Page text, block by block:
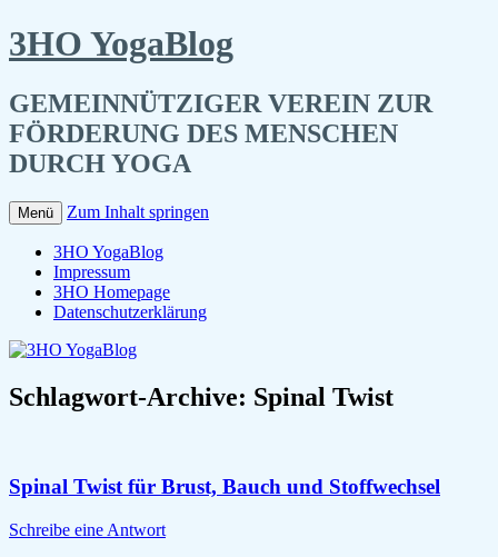
3HO YogaBlog
GEMEINNÜTZIGER VEREIN ZUR
FÖRDERUNG DES MENSCHEN
DURCH YOGA
Menü Zum Inhalt springen
3HO YogaBlog
Impressum
3HO Homepage
Datenschutzerklärung
Schlagwort-Archive: Spinal Twist
Spinal Twist für Brust, Bauch und Stoffwechsel
Schreibe eine Antwort